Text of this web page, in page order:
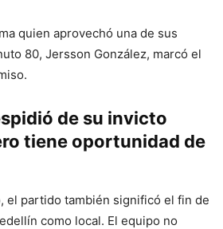
quien aprovechó una de sus
80, Jersson González, marcó el
de su invicto
tiene oportunidad de
el partido también significó el fin de
como local. El equipo no